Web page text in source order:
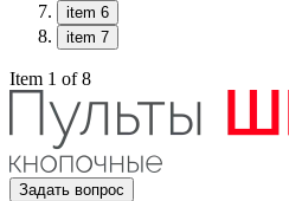
item 6
item 7
Item 1 of 8
Задать вопрос